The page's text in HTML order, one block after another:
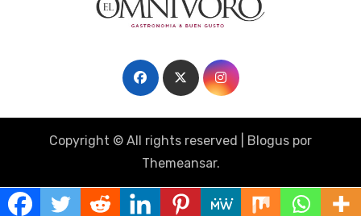
Copyright © All rights reserved Blogus por
Themeansar.